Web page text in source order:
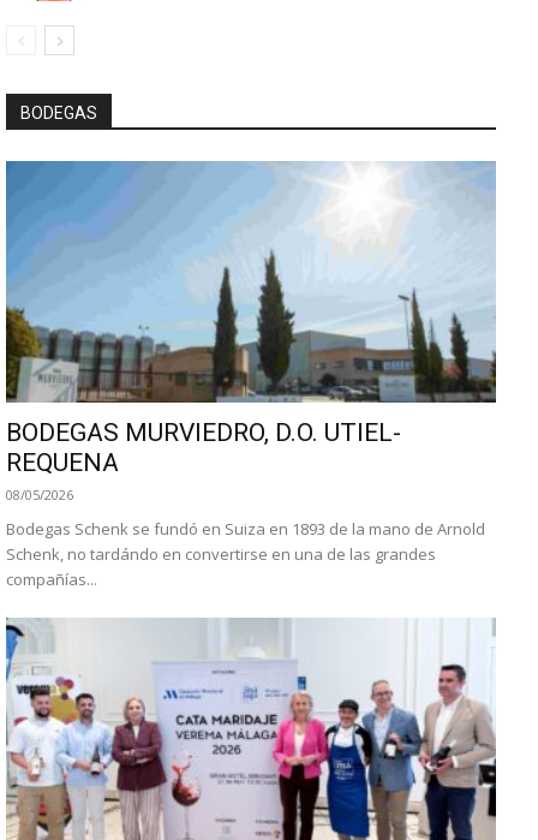
BODEGAS
BODEGAS MURVIEDRO, D.O. UTIEL-
REQUENA
08/05/2026
Bodegas Schenk se fundó en Suiza en 1893 de la mano de Arnold
Schenk, no tardándo en convertirse en una de las grandes
compañías...